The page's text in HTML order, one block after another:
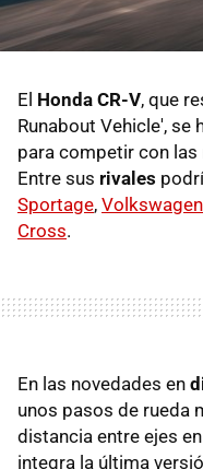
El Honda CR-V, que
Runabout Vehicle',
para competir con
Entre sus rivales
Sportage,
Cross.
En las novedades en
unos pasos de rueda
distancia entre ejes
integra la última